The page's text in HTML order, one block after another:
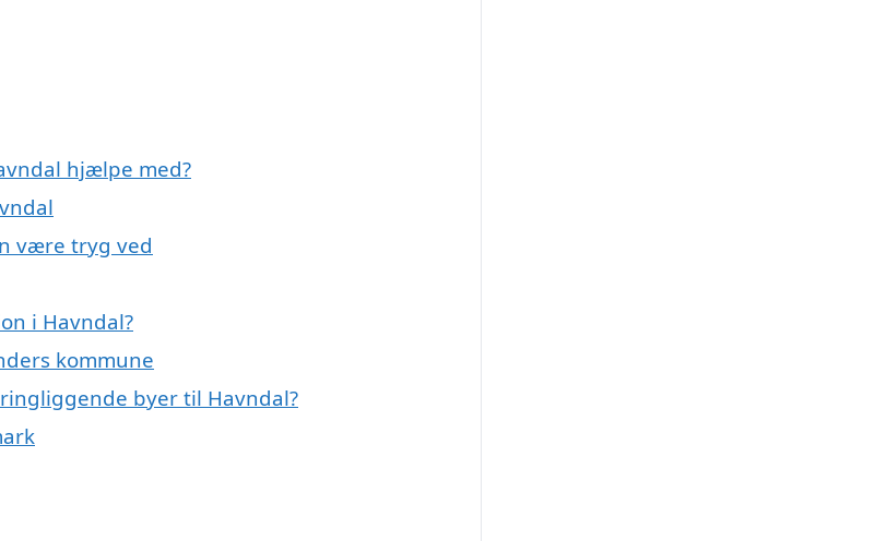
hjælpe med?
være tryg ved
i Havndal?
kommune
byer til Havndal?